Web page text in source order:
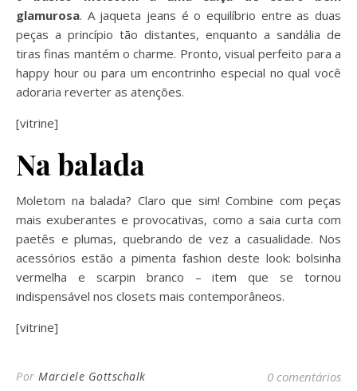
glamurosa. A jaqueta jeans é o equilíbrio entre as duas
peças a princípio tão distantes, enquanto a sandália de
tiras finas mantém o charme. Pronto, visual perfeito para a
happy hour ou para um encontrinho especial no qual você
adoraria reverter as atenções.
[vitrine]
Na balada
Moletom na balada? Claro que sim! Combine com peças
mais exuberantes e provocativas, como a saia curta com
paetês e plumas, quebrando de vez a casualidade. Nos
acessórios estão a pimenta fashion deste look: bolsinha
vermelha e scarpin branco – item que se tornou
indispensável nos closets mais contemporâneos.
[vitrine]
Por Marciele Gottschalk 0 comentários